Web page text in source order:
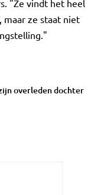
"Ze vindt het heel
ze staat niet
overleden dochter